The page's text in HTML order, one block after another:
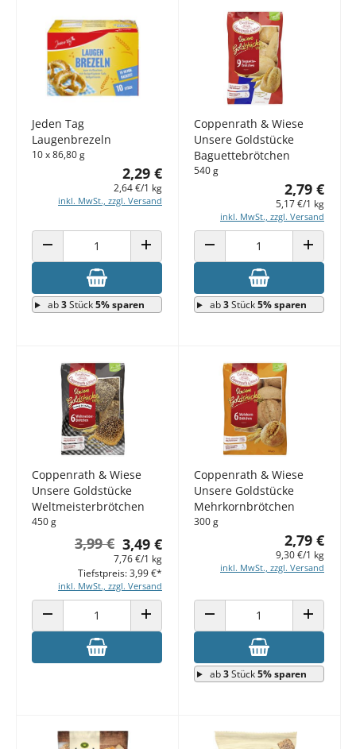
Jeden Tag
Laugenbrezeln
10 x 86,80 g
2,29 €
2,64 €/1 kg
inkl. MwSt., zzgl. Versand
ANZAHL VERRINGERN ANZAHL ERHÖHEN
ab3Stück5% sparen
Coppenrath & Wiese
Unsere Goldstücke
Baguettebrötchen
540 g
2,79 €
5,17 €/1 kg
inkl. MwSt., zzgl. Versand
ANZAHL VERRINGERN ANZAHL
ab3Stück5% sparen
Coppenrath & Wiese
Unsere Goldstücke
Weltmeisterbrötchen
450 g
3,49 €
3,99 €
7,76 €/1 kg
inkl. MwSt., zzgl. Versand
Tiefstpreis: 3,99 €*
ANZAHL VERRINGERN ANZAHL ERHÖHEN
Coppenrath & Wiese
Unsere Goldstücke
Mehrkornbrötchen
300 g
2,79 €
9,30 €/1 kg
inkl. MwSt., zzgl. Versand
ANZAHL VERRINGERN ANZAHL
ab3Stück5% sparen